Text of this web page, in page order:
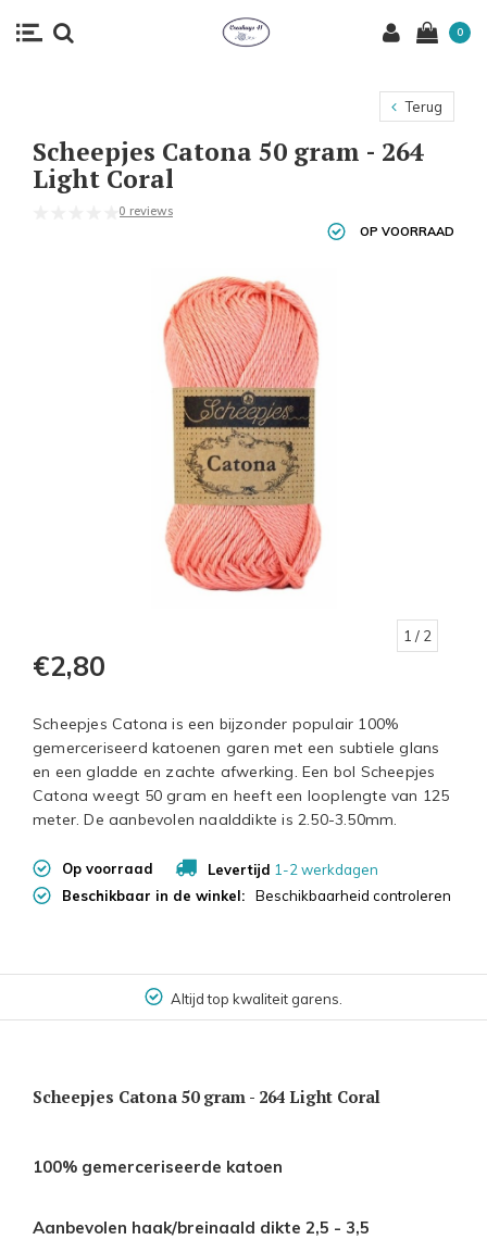
0
Terug
Scheepjes Catona 50 gram - 264
Light Coral
0 reviews
OP VOORRAAD
1 / 2
€2,80
Scheepjes Catona is een bijzonder populair 100%
gemerceriseerd katoenen garen met een subtiele glans
en een gladde en zachte afwerking. Een bol Scheepjes
Catona weegt 50 gram en heeft een looplengte van 125
meter. De aanbevolen naalddikte is 2.50-3.50mm.
Op voorraad Levertijd 1-2 werkdagen
Beschikbaar in de winkel:
Beschikbaarheid controleren
Altijd top kwaliteit garens.
Scheepjes Catona 50 gram - 264 Light Coral
100% gemerceriseerde katoen
Aanbevolen haak/breinaald dikte 2,5 - 3,5